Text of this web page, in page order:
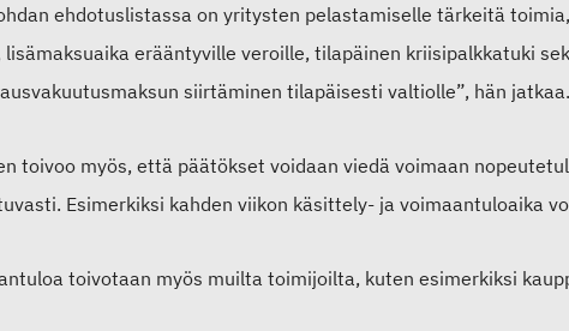
ehdotuslistassa on yritysten pelastamiselle tärkeitä
lisämaksuaika erääntyville veroille, tilapäinen kriisipalkkatuki
siirtäminen tilapäisesti valtiolle”, hän jatkaa.
toivoo myös, että päätökset voidaan viedä voimaan
Esimerkiksi kahden viikon käsittely- ja voimaantuloaika
toivotaan myös muilta toimijoilta, kuten esimerkiksi